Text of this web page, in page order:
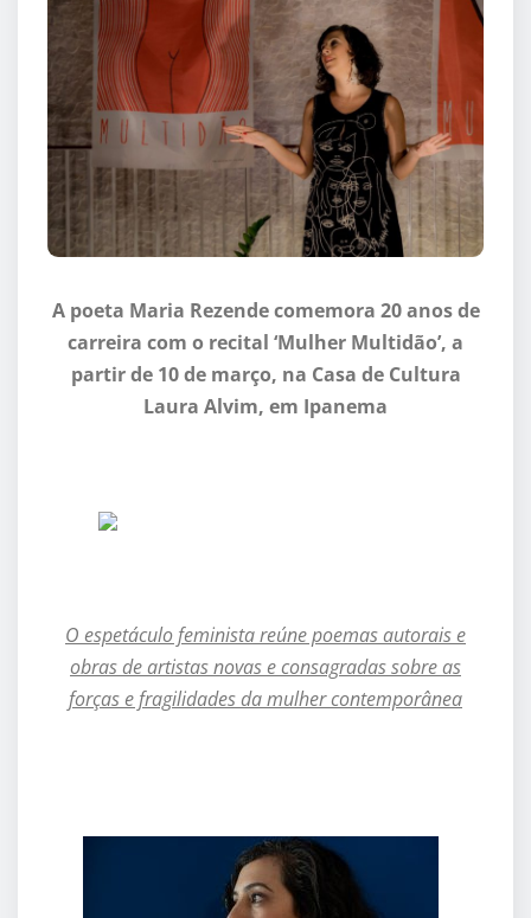
A poeta Maria Rezende comemora 20 anos de
carreira com o recital ‘Mulher Multidão’, a
partir de 10 de março, na Casa de Cultura
Laura Alvim, em Ipanema
O espetáculo feminista reúne poemas autorais e
obras de artistas novas e consagradas sobre as
forças e fragilidades da mulher contemporânea